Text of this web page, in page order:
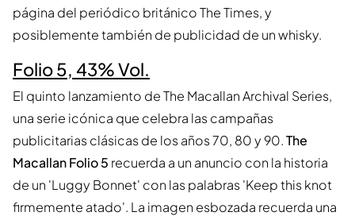
página del periódico británico The Times, y
posiblemente también de publicidad de un whisky.
Folio 5, 43% Vol.
El quinto lanzamiento de The Macallan Archival Series,
una serie icónica que celebra las campañas
publicitarias clásicas de los años 70, 80 y 90.The
Macallan Folio 5 recuerda a un anuncio con la historia
de un 'Luggy Bonnet' con las palabras 'Keep this knot
firmemente atado'. La imagen esbozada recuerda una